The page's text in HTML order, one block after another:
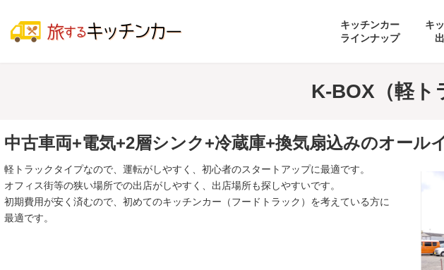
キッチンカー
ラインナップ
キ
K-BOX（軽ト
中古車両+電気+2層シンク+冷蔵庫+換気扇込みのオール
軽トラックタイプなので、運転がしやすく、初心者のスタートアップに最適です。
オフィス街等の狭い場所での出店がしやすく、出店場所も探しやすいです。
初期費用が安く済むので、初めてのキッチンカー（フードトラック）を考えている方に
最適です。